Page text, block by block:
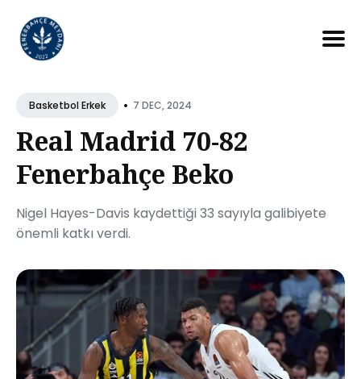
Blog
Basketbol Erkek • 7 DEC, 2024
Real Madrid 70-82
Fenerbahçe Beko
Nigel Hayes-Davis kaydettiği 33 sayıyla galibiyete
önemli katkı verdi.